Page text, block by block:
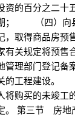
资的百分之二十
； （四）向
，取得商品房
有关规定将预售
管理部门登
关的工程建设
将购买的未竣工
定。 第三节